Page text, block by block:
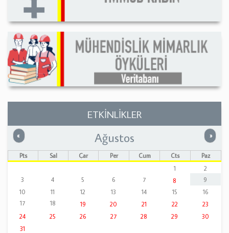
ETKİNLİKLER
« Önceki »
Ağustos
Pts Sal Çar Per Cum Cts
Paz
1
2
3
4 5 6 7 8
9
10
11 12 13 14 15
16
17
18 19 20 21 22
23
24
25 26 27 28 29
30
31